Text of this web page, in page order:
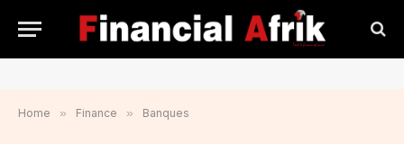
Home » Finance » Banques